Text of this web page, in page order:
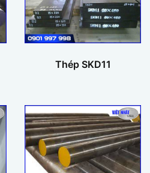
Thép SKD11